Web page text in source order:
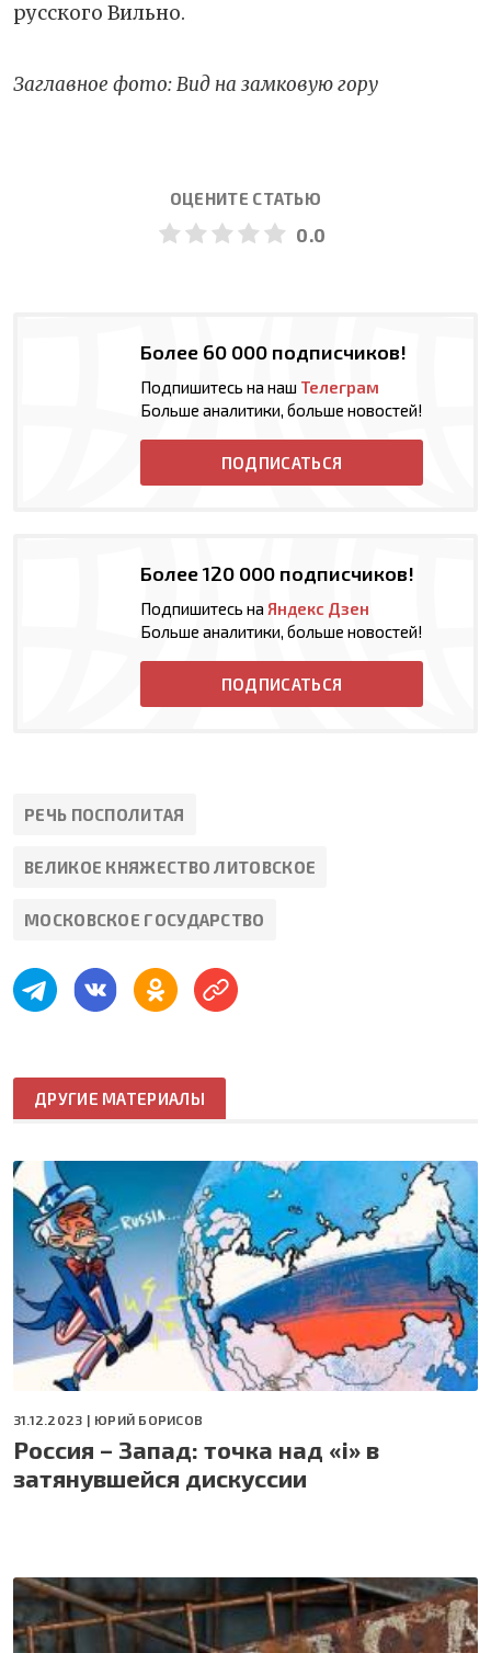
русского Вильно.
Заглавное фото: Вид на замковую гору
ОЦЕНИТЕ СТАТЬЮ
0.0
Более 60 000 подписчиков!
Подпишитесь на наш Телеграм
Больше аналитики, больше новостей!
ПОДПИСАТЬСЯ
Более 120 000 подписчиков!
Подпишитесь на Яндекс Дзен
Больше аналитики, больше новостей!
ПОДПИСАТЬСЯ
РЕЧЬ ПОСПОЛИТАЯ
ВЕЛИКОЕ КНЯЖЕСТВО ЛИТОВСКОЕ
МОСКОВСКОЕ ГОСУДАРСТВО
ДРУГИЕ МАТЕРИАЛЫ
31.12.2023 | ЮРИЙ БОРИСОВ
Россия – Запад: точка над «i» в
затянувшейся дискуссии